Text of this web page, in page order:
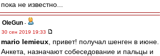
пока не известно...
OleGun -
30 сен 2019 19:33
mario lemieux , привет! получал шенген в июне.
Анкета, назначают собеседование и пальцы и